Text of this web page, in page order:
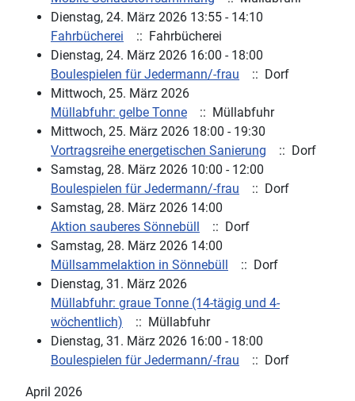
Dienstag, 24. März 2026 13:55 - 14:10
Fahrbücherei
:: Fahrbücherei
Dienstag, 24. März 2026 16:00 - 18:00
Boulespielen für Jedermann/-frau
:: Dorf
Mittwoch, 25. März 2026
Müllabfuhr: gelbe Tonne
:: Müllabfuhr
Mittwoch, 25. März 2026 18:00 - 19:30
Vortragsreihe energetischen Sanierung
:: Dorf
Samstag, 28. März 2026 10:00 - 12:00
Boulespielen für Jedermann/-frau
:: Dorf
Samstag, 28. März 2026 14:00
Aktion sauberes Sönnebüll
:: Dorf
Samstag, 28. März 2026 14:00
Müllsammelaktion in Sönnebüll
:: Dorf
Dienstag, 31. März 2026
Müllabfuhr: graue Tonne (14-tägig und 4-
wöchentlich)
:: Müllabfuhr
Dienstag, 31. März 2026 16:00 - 18:00
Boulespielen für Jedermann/-frau
:: Dorf
April 2026